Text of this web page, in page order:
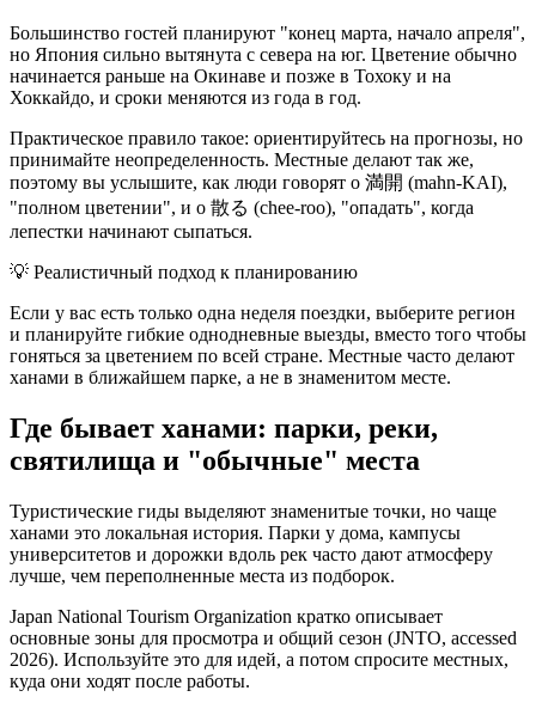
Большинство гостей планируют "конец марта, начало апреля",
но Япония сильно вытянута с севера на юг. Цветение обычно
начинается раньше на Окинаве и позже в Тохоку и на
Хоккайдо, и сроки меняются из года в год.
Практическое правило такое: ориентируйтесь на прогнозы, но
принимайте неопределенность. Местные делают так же,
поэтому вы услышите, как люди говорят о 満開 (mahn-KAI),
"полном цветении", и о 散る (chee-roo), "опадать", когда
лепестки начинают сыпаться.
💡 Реалистичный подход к планированию
Если у вас есть только одна неделя поездки, выберите регион
и планируйте гибкие однодневные выезды, вместо того чтобы
гоняться за цветением по всей стране. Местные часто делают
ханами в ближайшем парке, а не в знаменитом месте.
Где бывает ханами: парки, реки,
святилища и "обычные" места
Туристические гиды выделяют знаменитые точки, но чаще
ханами это локальная история. Парки у дома, кампусы
университетов и дорожки вдоль рек часто дают атмосферу
лучше, чем переполненные места из подборок.
Japan National Tourism Organization кратко описывает
основные зоны для просмотра и общий сезон (JNTO, accessed
2026). Используйте это для идей, а потом спросите местных,
куда они ходят после работы.